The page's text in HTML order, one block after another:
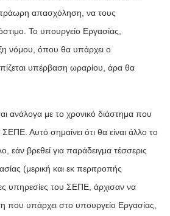
απασχόληση, να τους
Το υπουργείο Εργασίας,
νόμου, όπου θα υπάρχει ο
υπέρβαση ωραρίου, άρα θα
ανάλογα με το χρονικό διάστημα που
Αυτό σημαίνει ότι θα είναι άλλο το
εάν βρεθεί για παράδειγμα τέσσερις
(μερική και εκ περιτροπής
υπηρεσίες του ΣΕΠΕ, άρχισαν να
που υπάρχει στο υπουργείο Εργασίας,